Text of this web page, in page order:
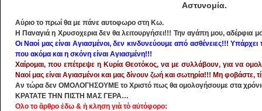
Αστυνομία.
Αύριο το πρωί θα με πάνε αυτοφωρο στη Κω.
Η Παναγιά η Χρυσοχερια δεν θα λειτουργήσει!!! Την αγάπη μου, αδέρφια
Οι Ναοί μας είναι Αγιασμένοι, δεν κινδυνεύουμε από ασθένειες!!!
που ακόμα και η σκόνη είναι Αγιασμένη!!!
Χαίρομαι, που επέτρεψε η Κυρία Θεοτόκος, να με συλλάβουν, για να
Ναοί μας είναι Αγιασμένοι και μας δίνουν ζωή και σωτηρία!!! Μη φοβάστε,
Αν τώρα δεν ΟΜΟΛΟΓΗΣΟΥΜΕ το Χριστό πως θα ομολογήσουμε στα
ΚΡΑΤΑΤΕ ΤΗΝ ΠΙΣΤΗ ΜΑΣ ΓΕΡΑ…
Ολο το ἄρθρο ἐδω & ἡ κληση γιὰ τὸ αὐτόφορο: